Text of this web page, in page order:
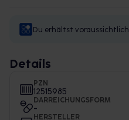
Du erhältst voraussichtlich
Details
PZN
12515985
DARREICHUNGSFORM
-
HERSTELLER